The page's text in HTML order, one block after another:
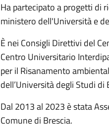
Ha partecipato a progetti di
ministero dell'Università e
È nei Consigli Direttivi del
Centro Universitario
per il Risanamento
dell’Università degli Studi di
Dal 2013 al 2023 è stata
Comune di Brescia.